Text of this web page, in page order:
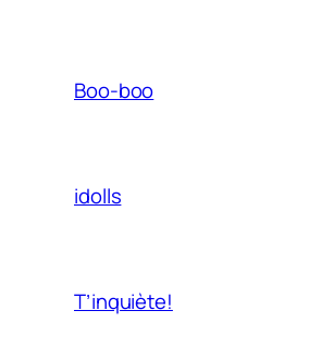
Boo-boo
idolls
T’inquiète!